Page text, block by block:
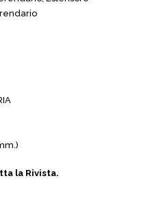
la Rivista.